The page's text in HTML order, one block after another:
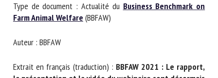
Type de document : Actualité duBusiness Benchmark on
Farm Animal Welfare(BBFAW)
Auteur : BBFAW
Extrait en français (traduction) :BBFAW 2021 : Le
Veuillez remplir le formulaire ci-dessous pour vous inscrire à
notre newsletter :